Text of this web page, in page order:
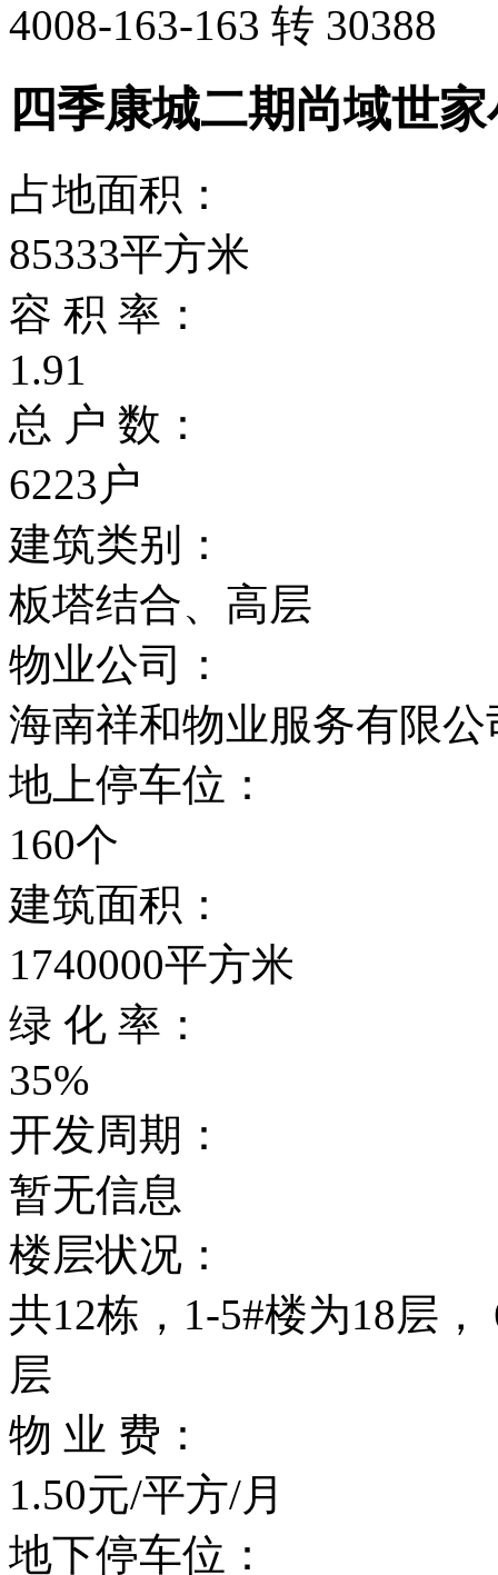
4008-163-163 转 30388
四季康城二期尚域世
占地面积：
85333平方米
容 积 率：
1.91
总 户 数：
6223户
建筑类别：
板塔结合、高层
物业公司：
海南祥和物业服务有限公
地上停车位：
160个
建筑面积：
1740000平方米
绿 化 率：
35%
开发周期：
暂无信息
楼层状况：
共12栋，1-5#楼为18层
层
物 业 费：
1.50元/平方/月
地下停车位：